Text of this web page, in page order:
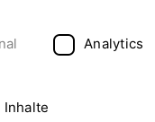
und
Analytics
Inhalte